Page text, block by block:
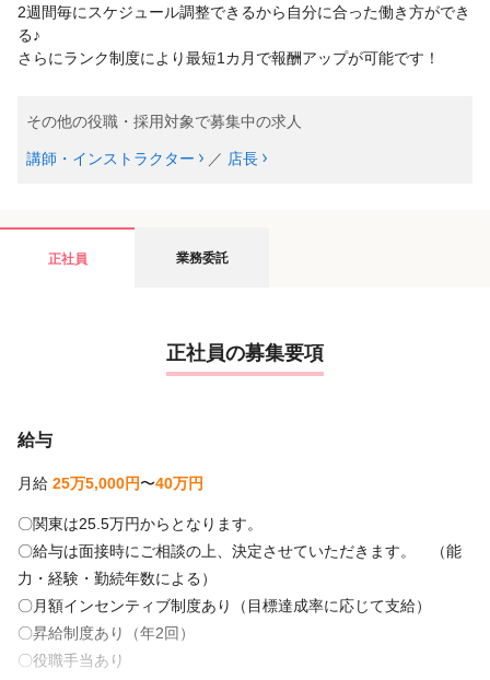
2週間毎にスケジュール調整できるから自分に合った働き方ができ
る♪
さらにランク制度により最短1カ月で報酬アップが可能です！
その他の役職・採用対象で募集中の求人
講師・インストラクター ／ 店長
正社員 業務委託
正社員の募集要項
給与
月給 25万5,000円〜40万円
〇関東は25.5万円からとなります。
〇給与は面接時にご相談の上、決定させていただきます。 （能
力・経験・勤続年数による）
〇月額インセンティブ制度あり（目標達成率に応じて支給）
〇昇給制度あり（年2回）
〇役職手当あり